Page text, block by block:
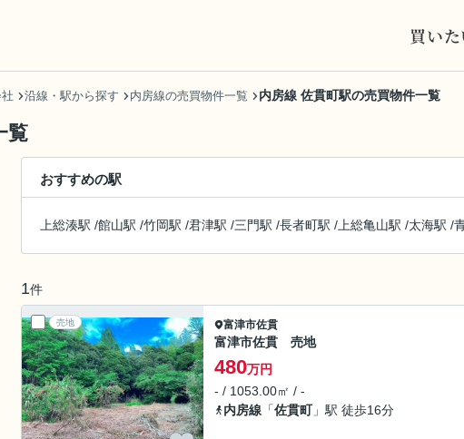
買いた
沿線・駅から探す 内房線の売買物件一覧 内房線 佐貫町駅の売買物件一覧
覧
おすすめの駅
上総湊駅 /館山駅 /竹岡駅 /君津駅 /三門駅 /長者町駅 / 上総亀山駅 /太海駅 /
1件
売地 富津市佐貫
富津市佐貫 売地
480万円
- / 1053.00㎡ / -
内房線 「佐貫町」駅 徒歩16分